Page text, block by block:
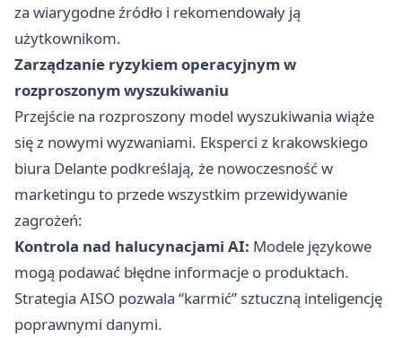
za wiarygodne źródło i rekomendowały ją
użytkownikom.
Zarządzanie ryzykiem operacyjnym w
rozproszonym wyszukiwaniu
Przejście na rozproszony model wyszukiwania wiąże
się z nowymi wyzwaniami. Eksperci z krakowskiego
biura Delante podkreślają, że nowoczesność w
marketingu to przede wszystkim przewidywanie
zagrożeń:
Kontrola nad halucynacjami AI: Modele językowe
mogą podawać błędne informacje o produktach.
Strategia AISO pozwala “karmić” sztuczną inteligencję
poprawnymi danymi.